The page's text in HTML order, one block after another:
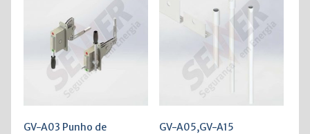
GV-A03 Punho de
GV-A05,GV-A15